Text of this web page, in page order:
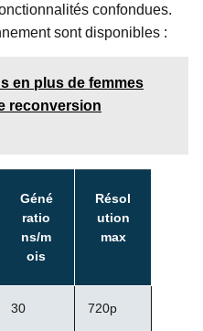
confondues.
sont disponibles :
en plus de femmes
reconversion
Géné
ratio
ns/m
ois
Résol
ution
max
30 720p